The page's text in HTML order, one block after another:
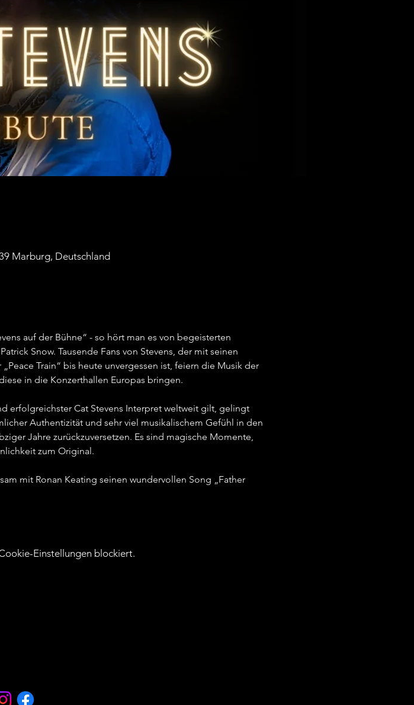
Marburg, Deutschland
auf der Bühne“ - so hört man es von begeisterten
Snow. Tausende Fans von Stevens, der mit seinen
Train“ bis heute unvergessen ist, feiern die Musik der
in die Konzerthallen Europas bringen.
erfolgreichster Cat Stevens Interpret weltweit gilt, gelingt
Authentizität und sehr viel musikalischem Gefühl in den
Jahre zurückzuversetzen. Es sind magische Momente,
zum Original.
mit Ronan Keating seinen wundervollen Song „Father
Einstellungen blockiert.